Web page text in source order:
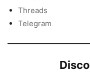
Threads
Telegram